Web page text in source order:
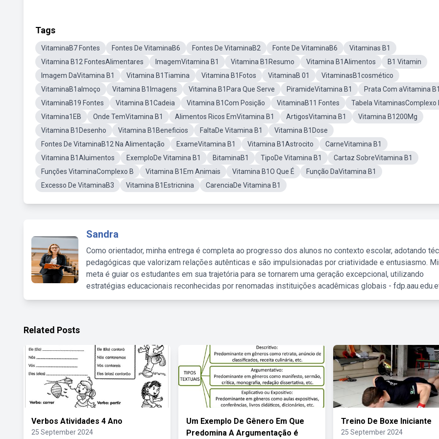
Tags
VitaminaB7 Fontes Fontes De VitaminaB6 Fontes De VitaminaB2 Fonte De VitaminaB6
Vitaminas B1
Vitamina B12 FontesAlimentares
ImagemVitamina B1 Vitamina B1Resumo Vitamina B1Alimentos
B1 Vitamin
Imagem DaVitamina B1
Vitamina B1Tiamina Vitamina B1Fotos VitaminaB 01
VitaminasB1cosmético
VitaminaB1almoço
Vitamina B1Imagens Vitamina B1Para Que Serve PiramideVitamina B1
Prata Com aVitamina
VitaminaB19 Fontes
Vitamina B1Cadeia Vitamina B1Com Posição VitaminaB11 Fontes
Tabela VitaminasComplexo
Vitamina1EB
Onde TemVitamina B1 Alimentos Ricos EmVitamina B1 ArtigosVitamina B1
Vitamina B1200Mg
Vitamina B1Desenho
Vitamina B1Beneficios FaltaDe Vitamina B1
Vitamina B1Dose
Fontes De VitaminaB12 Na Alimentação
ExameVitamina B1 Vitamina B1Astrocito
CarneVitamina B1
Vitamina B1Aluimentos
ExemploDe Vitamina B1 BitaminaB1 TipoDe Vitamina B1
Cartaz SobreVitamina B1
Funções VitaminaComplexo B
Vitamina B1Em Animais Vitamina B1O Que É
Função DaVitamina B1
Excesso De VitaminaB3
Vitamina B1Estricnina CarenciaDe Vitamina B1
Sandra
Como orientador, minha entrega é completa ao progresso dos alunos no contexto escolar, adotando
pedagógicas que valorizam relações autênticas e são impulsionadas por criatividade e entusiasmo.
meta é guiar os estudantes em sua trajetória para se tornarem uma geração excepcional, utilizando
estratégias educacionais reconhecidas por renomadas instituições acadêmicas globais -
Related Posts
Verbos Atividades 4 Ano
25 September 2024
Um Exemplo De Gênero Em Que
Predomina A Argumentação é
Treino De Boxe Iniciante
25 September 2024